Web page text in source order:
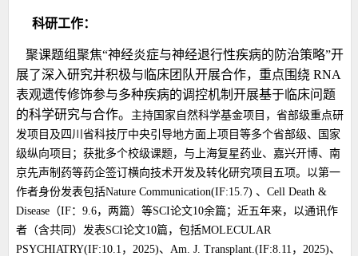
科研工作：
聚课题组聚焦“神经炎症与神经退行性疾病的防治策略”开
展了深入研究并积极与临床团队开展合作，重点围绕 RNA
表观遗传修饰参与多种疾病的调控机制开展基于临床问题
的科学研究与合作。
主持国家自然科学基金项目，省部级重点研
发项目及四川省科技厅中央引导地方面上项目等多个省部级、国家
级纵向项目；获批多个校级课题，与上海复星药业、嘉兴开博、南
京先声制药等药企签订横向技术开发及转化研究项目五项。 以第一
作者身份发表包括Nature Communication(IF:15.7) 、Cell Death &
Disease（IF：9.6，两篇）等SCI论文10余篇；近五年来，以通讯作
者（含共同）发表SCI论文10篇，包括MOLECULAR
PSYCHIATRY(IF:10.1，2025)、Am. J. Transplant.(IF:8.11，2025)、